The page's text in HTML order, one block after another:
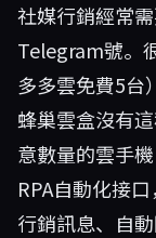
社媒行銷經常
Telegram號。
多多雲免費5台
蜂巢雲盒沒有
意數量的雲手
RPA自動化接
行銷訊息、自